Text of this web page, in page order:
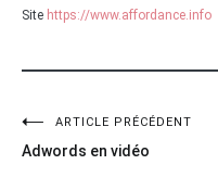
Site https://www.affordance.info
Navigation
de
ARTICLE PRÉCÉDENT
Adwords en vidéo